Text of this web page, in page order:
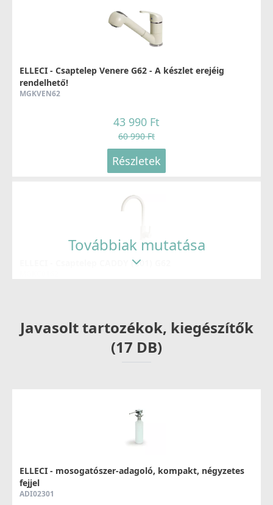
ELLECI - Csaptelep Venere G62 - A készlet erejéig
rendelhető!
MGKVEN62
43 990 Ft
60 990 Ft
Részletek
ELLECI - Csaptelep CADDY (C01) G62
Részletek
54 990 Ft
Továbbiak mutatása
Javasolt tartozékok, kiegészítők
(17 DB)
ELLECI - mosogatószer-adagoló, kompakt, négyzetes
fejjel
ADI02301